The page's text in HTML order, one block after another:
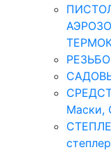
Маски,